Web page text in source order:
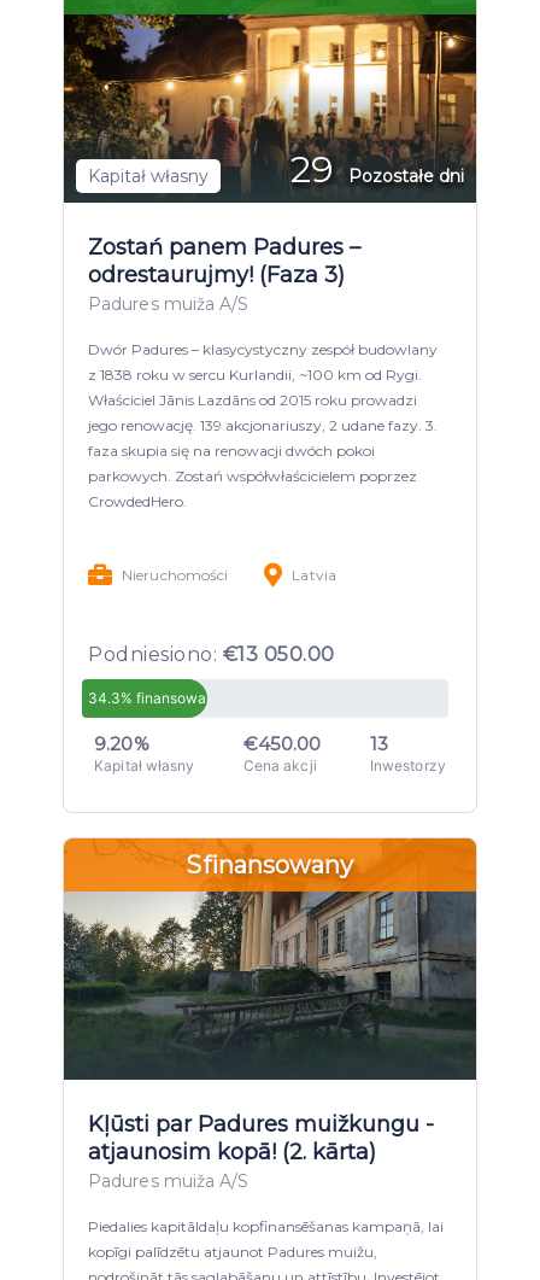
Kapitał własny 29 Pozostałe dni
Zostań panem Padures –
odrestaurujmy! (Faza 3)
Padures muiža A/S
Dwór Padures – klasycystyczny zespół budowlany
z 1838 roku w sercu Kurlandii, ~100 km od Rygi.
Właściciel Jānis Lazdāns od 2015 roku prowadzi
jego renowację. 139 akcjonariuszy, 2 udane fazy. 3.
faza skupia się na renowacji dwóch pokoi
parkowych. Zostań współwłaścicielem poprzez
CrowdedHero.
Nieruchomości Latvia
Podniesiono: €13 050.00
34.3% finansowany
9.20%
Kapitał własny
€450.00
Cena akcji
13
Inwestorzy
Sfinansowany
Kļūsti par Padures muižkungu -
atjaunosim kopā! (2. kārta)
Padures muiža A/S
Piedalies kapitāldaļu kopfinansēšanas kampaņā, lai
kopīgi palīdzētu atjaunot Padures muižu,